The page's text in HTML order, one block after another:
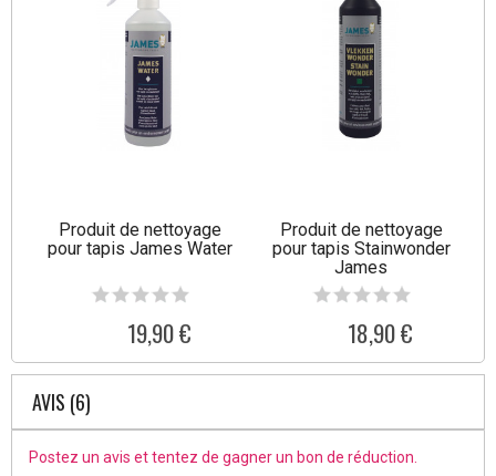
Produit de nettoyage
pour tapis James Water
19,90 €
Produit de nettoyage
pour tapis Stainwonder
James
18,90 €
AVIS (6)
Postez un avis et tentez de gagner un bon de réduction.